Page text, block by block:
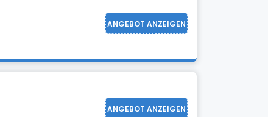
ANGEBOT ANZEIGEN
ANGEBOT ANZEIGEN